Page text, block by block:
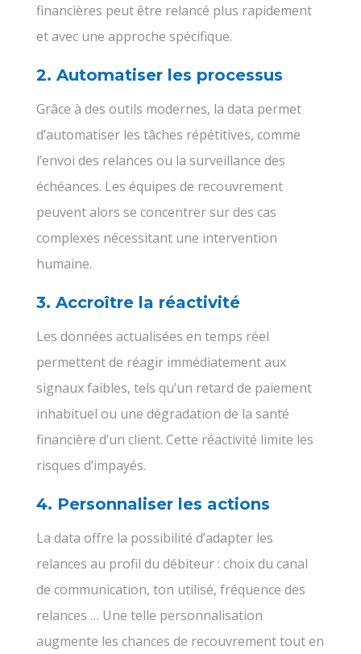
financières peut être relancé plus rapidement
et avec une approche spécifique.
2. Automatiser les processus
Grâce à des outils modernes, la data permet
d’automatiser les tâches répétitives, comme
l’envoi des relances ou la surveillance des
échéances. Les équipes de recouvrement
peuvent alors se concentrer sur des cas
complexes nécessitant une intervention
humaine.
3. Accroître la réactivité
Les données actualisées en temps réel
permettent de réagir immédiatement aux
signaux faibles, tels qu’un retard de paiement
inhabituel ou une dégradation de la santé
financière d’un client. Cette réactivité limite les
risques d’impayés.
4. Personnaliser les actions
La data offre la possibilité d’adapter les
relances au profil du débiteur : choix du canal
de communication, ton utilisé, fréquence des
relances … Une telle personnalisation
augmente les chances de recouvrement tout en